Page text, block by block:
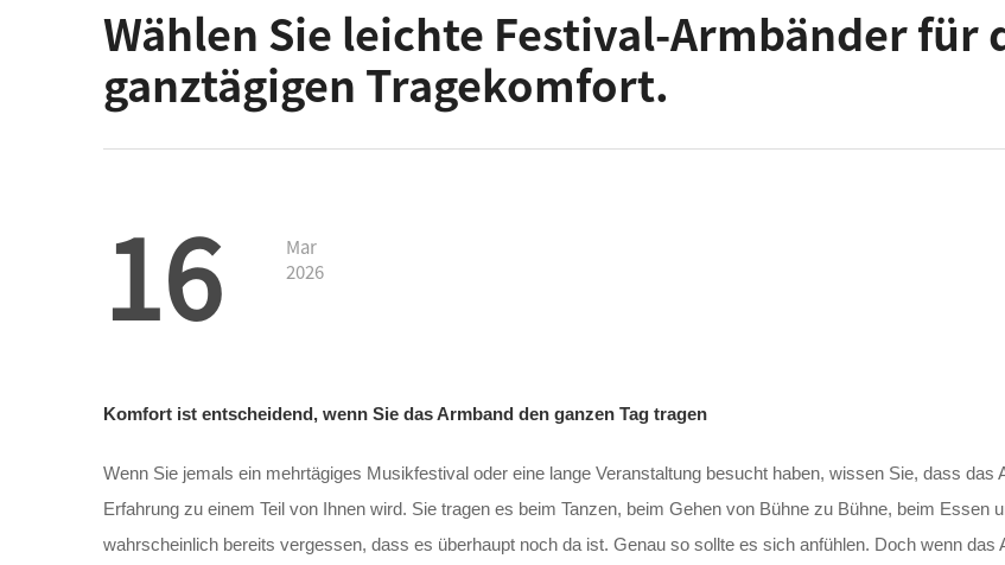
Wählen Sie leichte Festival-Armbänder für
ganztägigen Tragekomfort.
16
Mar
2026
Komfort ist entscheidend, wenn Sie das Armband den ganzen Tag tragen
Wenn Sie jemals ein mehrtägiges Musikfestival oder eine lange Veranstaltung besucht haben, wissen Sie, dass
Erfahrung zu einem Teil von Ihnen wird. Sie tragen es beim Tanzen, beim Gehen von Bühne zu Bühne, beim Essen
wahrscheinlich bereits vergessen, dass es überhaupt noch da ist. Genau so sollte es sich anfühlen. Doch wenn